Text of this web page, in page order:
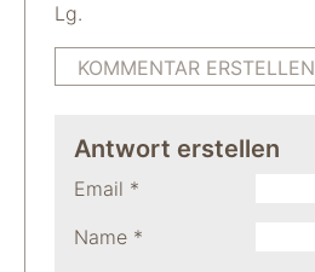
Lg.
KOMMENTAR ERSTELLEN
Antwort erstellen
Name *
Email *